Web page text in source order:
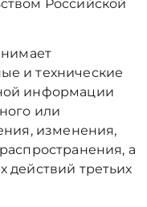
Российской
и технические
информации
или
изменения,
а
действий третьих